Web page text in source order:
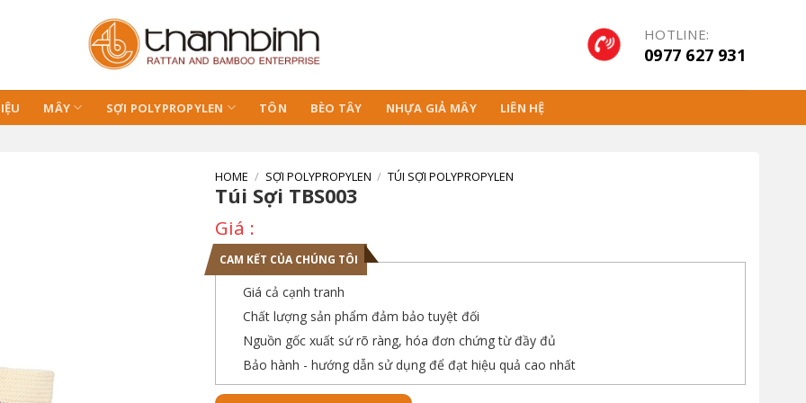
HOTLINE:
0977 627 931
MÂY SỢI POLYPROPYLEN TÔN BÈO TÂY NHỰA GIẢ MÂY LIÊN HỆ
HOME / SỢI POLYPROPYLEN / TÚI SỢI POLYPROPYLEN
Túi Sợi TBS003
CAM KẾT CỦA CHÚNG TÔI
Giá cả cạnh tranh
Chất lượng sản phẩm đảm bảo tuyệt đối
Nguồn gốc xuất sứ rõ ràng, hóa đơn chứng từ đầy đủ
Bảo hành - hướng dẫn sử dụng để đạt hiệu quả cao nhất